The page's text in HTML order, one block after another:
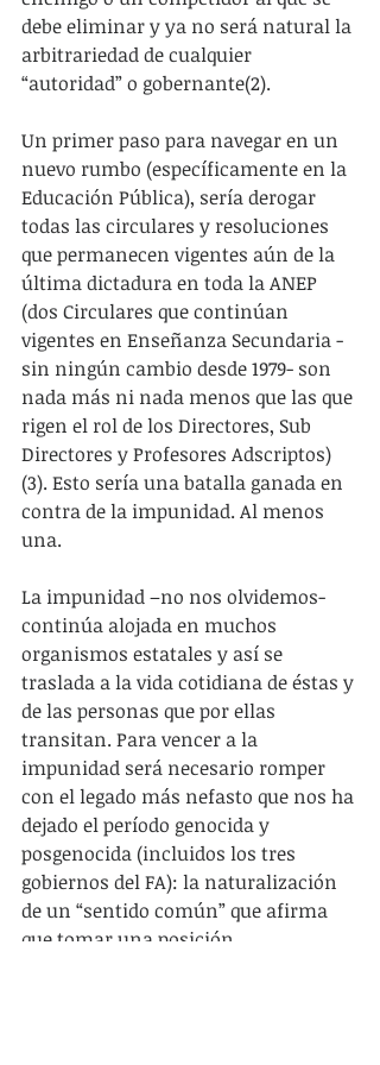
debe eliminar y ya no será natural la
arbitrariedad de cualquier
“autoridad” o gobernante(2).
Un primer paso para navegar en un
nuevo rumbo (específicamente en la
Educación Pública), sería derogar
todas las circulares y resoluciones
que permanecen vigentes aún de la
última dictadura en toda la ANEP
(dos Circulares que continúan
vigentes en Enseñanza Secundaria -
sin ningún cambio desde 1979- son
nada más ni nada menos que las que
rigen el rol de los Directores, Sub
Directores y Profesores Adscriptos)
(3). Esto sería una batalla ganada en
contra de la impunidad. Al menos
una.
La impunidad –no nos olvidemos-
continúa alojada en muchos
organismos estatales y así se
traslada a la vida cotidiana de éstas y
de las personas que por ellas
transitan. Para vencer a la
impunidad será necesario romper
con el legado más nefasto que nos ha
dejado el período genocida y
posgenocida (incluidos los tres
gobiernos del FA): la naturalización
de un “sentido común” que afirma
que tomar una posición